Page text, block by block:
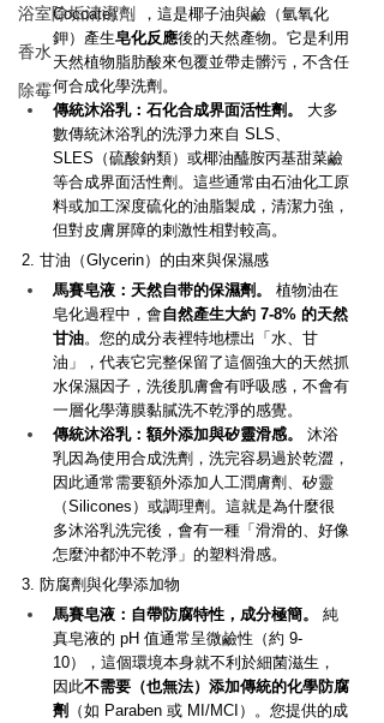
浴室除垢清潔劑
香水
除霉
Cocoate）」，這是椰子油與鹼（氫氧化
鉀）產生皂化反應後的天然產物。它是利用
天然植物脂肪酸來包覆並帶走髒污，不含任
何合成化學洗劑。
傳統沐浴乳：石化合成界面活性劑。
大多
數傳統沐浴乳的洗淨力來自 SLS、
SLES（硫酸鈉類）或椰油醯胺丙基甜菜鹼
等合成界面活性劑。這些通常由石油化工原
料或加工深度硫化的油脂製成，清潔力強，
但對皮膚屏障的刺激性相對較高。
2. 甘油（Glycerin）的由來與保濕感
馬賽皂液：天然自带的保濕劑。
植物油在
皂化過程中，會自然產生大約 7-8% 的天然
甘油。您的成分表裡特地標出「水、甘
油」，代表它完整保留了這個強大的天然抓
水保濕因子，洗後肌膚會有呼吸感，不會有
一層化學薄膜黏膩洗不乾淨的感覺。
傳統沐浴乳：額外添加與矽靈滑感。
沐浴
乳因為使用合成洗劑，洗完容易過於乾澀，
因此通常需要額外添加人工潤膚劑、矽靈
（Silicones）或調理劑。這就是為什麼很
多沐浴乳洗完後，會有一種「滑滑的、好像
怎麼沖都沖不乾淨」的塑料滑感。
3. 防腐劑與化學添加物
馬賽皂液：自帶防腐特性，成分極簡。
純
真皂液的 pH 值通常呈微鹼性（約 9-
10），這個環境本身就不利於細菌滋生，
因此不需要（也無法）添加傳統的化學防腐
劑
（如 Paraben 或 MI/MCI）。您提供的成